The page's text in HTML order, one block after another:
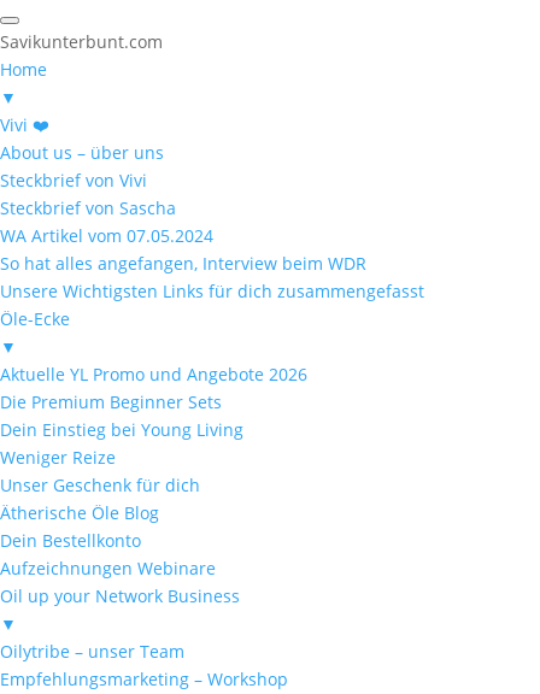
Savikunterbunt.com
Home
▼
Vivi ❤️
About us – über uns
Steckbrief von Vivi
Steckbrief von Sascha
WA Artikel vom 07.05.2024
So hat alles angefangen, Interview beim WDR
Unsere Wichtigsten Links für dich zusammengefasst
Öle-Ecke
▼
Aktuelle YL Promo und Angebote 2026
Die Premium Beginner Sets
Dein Einstieg bei Young Living
Weniger Reize
Unser Geschenk für dich
Ätherische Öle Blog
Dein Bestellkonto
Aufzeichnungen Webinare
Oil up your Network Business
▼
Oilytribe – unser Team
Empfehlungsmarketing – Workshop